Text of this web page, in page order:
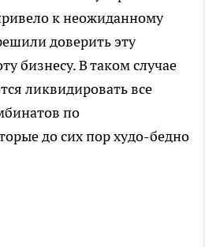
к неожиданному
доверить эту
бизнесу. В таком случае
ликвидировать все
по
до сих пор худо-бедно